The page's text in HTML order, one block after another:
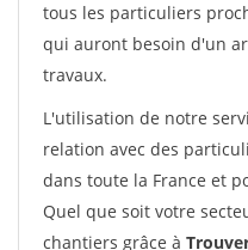
tous les particuliers
qui auront besoin d'un
travaux.
L'utilisation de notre
relation avec des
dans toute la France et
Quel que soit votre
chantiers grâce à